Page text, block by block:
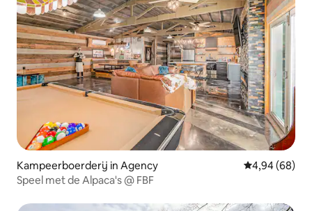
Kampeerboerderij in Agency Gemiddelde
4,94 (68)
Speel met de Alpaca's @ FBF